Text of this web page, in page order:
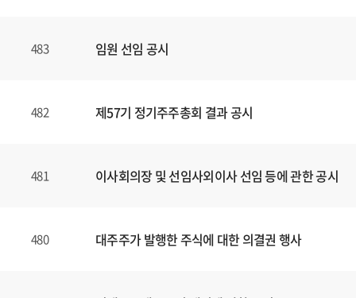
483 임원 선임 공시
482 제57기 정기주주총회 결과 공시
481 이사회의장 및 선임사외이사 선임 등에 관한 공시
480 대주주가 발행한 주식에 대한 의결권 행사